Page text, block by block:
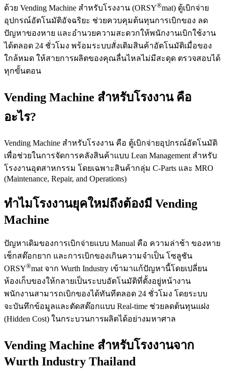
ด้วย Vending Machine สำหรับโรงงาน (ORSY®mat) ตู้เบิกจ่าย
อุปกรณ์อัตโนมัติอัจฉริยะ ช่วยควบคุมต้นทุนการเบิกของ ลด
ปัญหาของหาย และอำนวยความสะดวกให้พนักงานเบิกใช้งาน
ได้ตลอด 24 ชั่วโมง พร้อมระบบสั่งเติมสินค้าอัตโนมัติเมื่อของ
ใกล้หมด ให้สายการผลิตของคุณลื่นไหลไม่มีสะดุด ตรวจสอบได้
ทุกขั้นตอน
Vending Machine สำหรับโรงงาน คือ
อะไร?
Vending Machine สำหรับโรงงาน คือ ตู้เบิกจ่ายอุปกรณ์อัตโนมัติ
เพื่อช่วยในการจัดการคลังสินค้าแบบ Lean Management สำหรับ
โรงงานอุตสาหกรรม โดยเฉพาะสินค้ากลุ่ม C-Parts และ MRO
(Maintenance, Repair, and Operations)
ทำไมโรงงานยุคใหม่ถึงต้องมี Vending
Machine
ปัญหาเดิมของการเบิกจ่ายแบบ Manual คือ ความล่าช้า ของหาย
เช็กสต๊อกยาก และการเบิกของเกินความจำเป็น โซลูชัน
ORSY®mat จาก Wurth Industry เข้ามาแก้ปัญหานี้โดยเปลี่ยน
ห้องเก็บของให้กลายเป็นระบบอัตโนมัติที่ตั้งอยู่หน้างาน
พนักงานสามารถเบิกของได้ทันทีตลอด 24 ชั่วโมง โดยระบบ
จะบันทึกข้อมูลและตัดสต๊อกแบบ Real-time ช่วยลดต้นทุนแฝง
(Hidden Cost) ในกระบวนการผลิตได้อย่างมหาศาล
Vending Machine สำหรับโรงงานจาก
Wurth Industry Thailand